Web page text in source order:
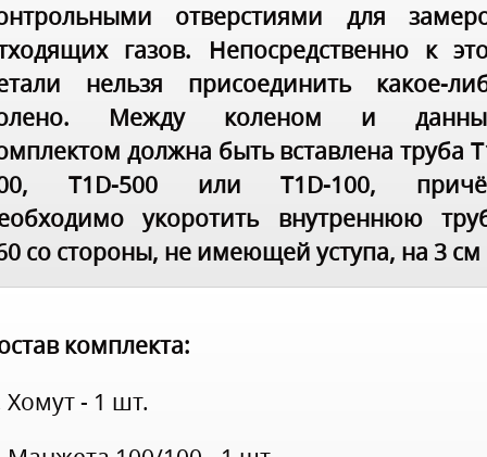
отверстиями для
газов. Непосредственно к
нельзя присоединить какое-
Между коленом и
должна быть вставлена труба
T1D-500 или T1D-100,
укоротить внутреннюю
со стороны, не имеющей уступа, на 3 см
комплекта:
Хомут - 1 шт.